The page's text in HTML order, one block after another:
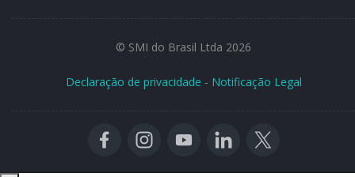
© SMI do Brasil Ltda 2026
Declaração de privacidade - Notificação Legal